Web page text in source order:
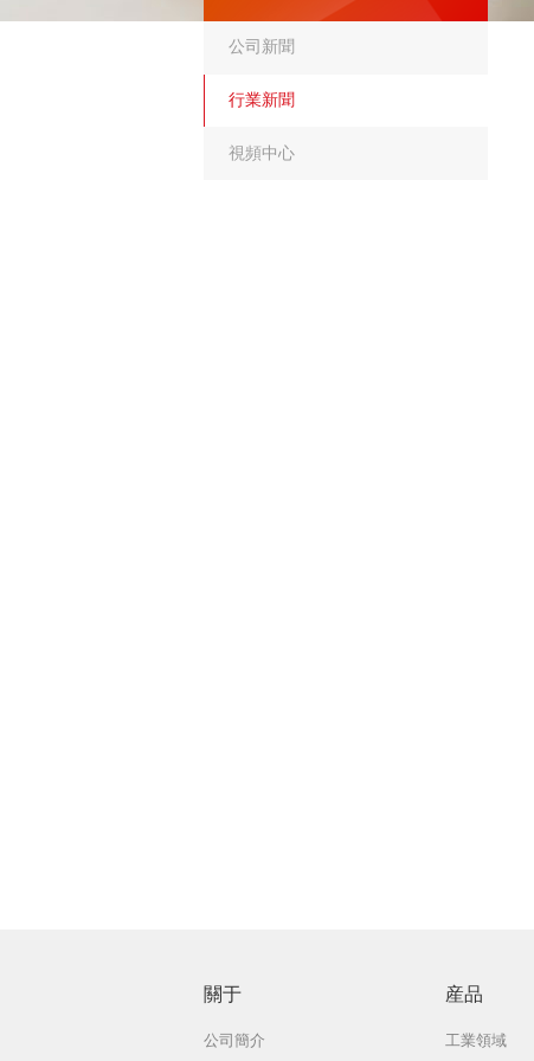
公司新聞
行業新聞
視頻中心
關于
公司簡介
産品
工業領域